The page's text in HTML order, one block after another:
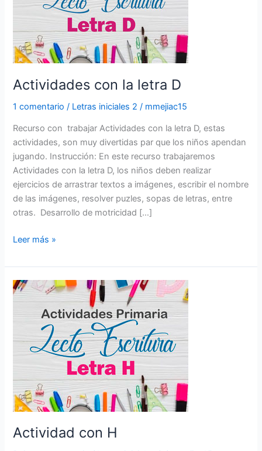
Actividades con la letra D
1 comentario / Letras iniciales 2 / mmejiac15
Recurso con trabajar Actividades con la letra D, estas
actividades, son muy divertidas par que los niños apendan
jugando. Instrucción: En este recurso trabajaremos
Actividades con la letra D, los niños deben realizar
ejercicios de arrastrar textos a imágenes, escribir el nombre
de las imágenes, resolver puzles, sopas de letras, entre
otras. Desarrollo de motricidad […]
Leer más »
Actividad con H
Actividad
con
H